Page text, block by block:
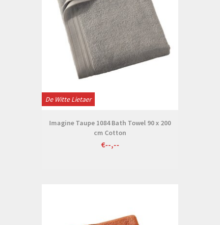
De Witte Lietaer
Imagine Taupe 1084 Bath Towel 90 x 200
cm Cotton
€--,--